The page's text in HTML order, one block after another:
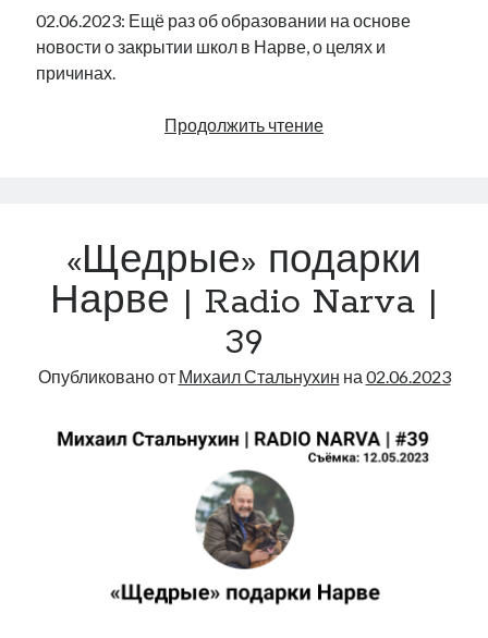
02.06.2023: Ещё раз об образовании на основе
новости о закрытии школ в Нарве, о целях и
причинах.
Продолжить чтениеПлан
|
Radio
Narva
«‎Щедрые»‎ подарки
Нарве | Radio Narva |
39
Опубликовано от Михаил Стальнухин на 02.06.2023